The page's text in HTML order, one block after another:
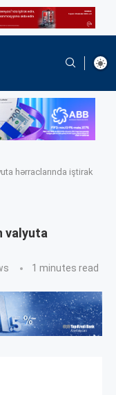
hərraclarında iştirak
valyuta
1 minutes read